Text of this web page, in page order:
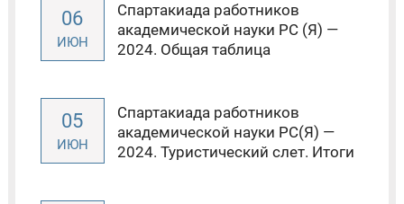
06
ИЮН
Спартакиада работников
академической науки РС (Я) —
2024. Общая таблица
05
ИЮН
Спартакиада работников
академической науки РС(Я) —
2024. Туристический слет. Итоги